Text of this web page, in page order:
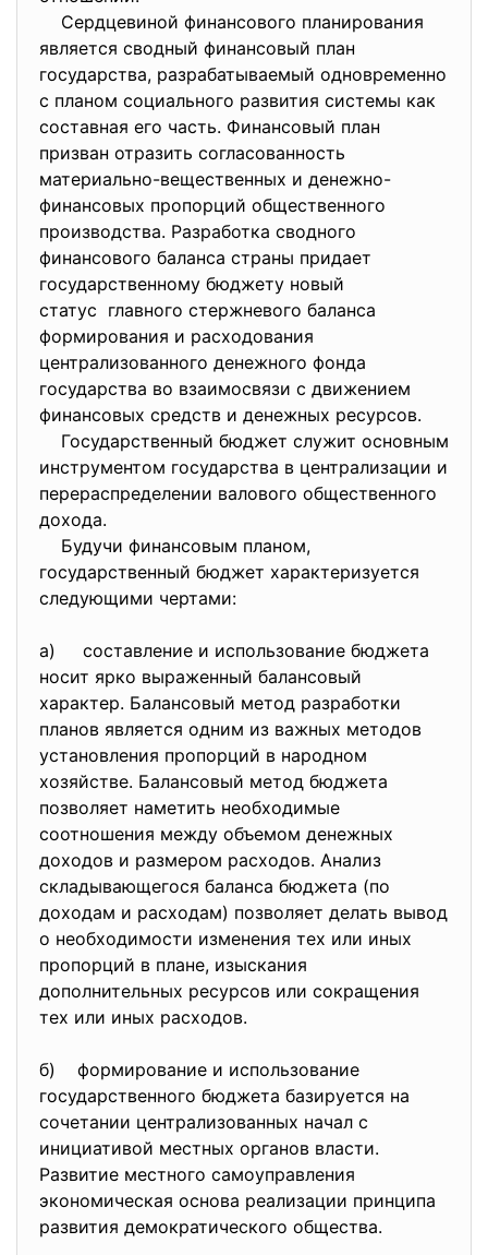
Сердцевиной финансового планирования
является сводный финансовый план
государства, разрабатываемый одновременно
с планом социального развития системы как
составная его часть. Финансовый план
призван отразить согласованность
материально-вещественных и денежно-
финансовых пропорций общественного
производства. Разработка сводного
финансового баланса страны придает
государственному бюджету новый
статус главного стержневого баланса
формирования и расходования
централизованного денежного фонда
государства во взаимосвязи с движением
финансовых средств и денежных ресурсов.
Государственный бюджет служит основным
инструментом государства в централизации и
перераспределении валового общественного
дохода.
Будучи финансовым планом,
государственный бюджет характеризуется
следующими чертами:
а) составление и использование бюджета
носит ярко выраженный балансовый
характер. Балансовый метод разработки
планов является одним из важных методов
установления пропорций в народном
хозяйстве. Балансовый метод бюджета
позволяет наметить необходимые
соотношения между объемом денежных
доходов и размером расходов. Анализ
складывающегося баланса бюджета (по
доходам и расходам) позволяет делать вывод
о необходимости изменения тех или иных
пропорций в плане, изыскания
дополнительных ресурсов или сокращения
тех или иных расходов.
б) формирование и использование
государственного бюджета базируется на
сочетании централизованных начал с
инициативой местных органов власти.
Развитие местного самоуправления
экономическая основа реализации принципа
развития демократического общества.